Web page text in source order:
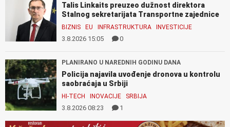
Talis Linkaits preuzeo dužnost direktora
Stalnog sekretarijata Transportne zajednice
BIZNIS EU INFRASTRUKTURA INVESTICIJE
3.8.2026 15:05 0
PLANIRANO U NAREDNIH GODINU DANA
Policija najavila uvođenje dronova u kontrolu
saobraćaja u Srbiji
HI-TECH INOVACIJE SRBIJA
3.8.2026 08:23 1